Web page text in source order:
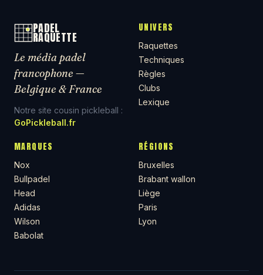
PADEL
RAQUETTE
Le média padel
francophone —
Belgique & France
Notre site cousin pickleball :
GoPickleball.fr
UNIVERS
Raquettes
Techniques
Règles
Clubs
Lexique
MARQUES
Nox
Bullpadel
Head
Adidas
Wilson
Babolat
RÉGIONS
Bruxelles
Brabant wallon
Liège
Paris
Lyon